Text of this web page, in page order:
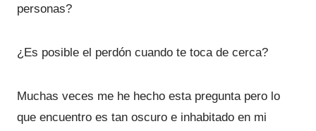
personas?
¿Es posible el perdón cuando te toca de cerca?
Muchas veces me he hecho esta pregunta pero lo
que encuentro es tan oscuro e inhabitado en mi